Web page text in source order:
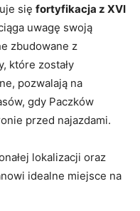
się fortyfikacja⁣ z ​XVI
uwagę swoją‌
zbudowane z
które⁤ zostały
pozwalają ⁤na
gdy‍ Paczków
‍przed najazdami.
lokalizacji oraz
idealne miejsce ⁣na